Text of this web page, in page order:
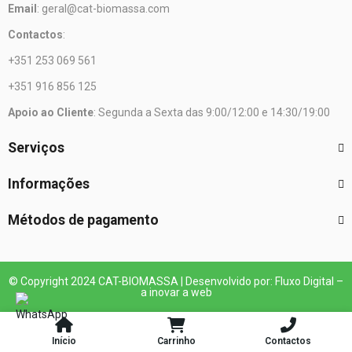
Início Carrinho Contactos
Email : geral@cat-biomassa.com
Contactos:
+351 253 069 561
+351 916 856 125
Apoio ao Cliente: Segunda a Sexta das 9:00/12:00 e 14:30/19:00
Serviços
Informações
Métodos de pagamento
© Copyright 2024 CAT-BIOMASSA | Desenvolvido por: Fluxo Digital –
a inovar a web